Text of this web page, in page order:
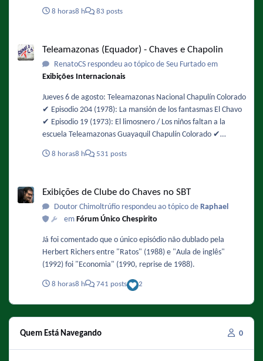
com possibilidade de queda de árvores. Os ventos devem
https://oglobo.globo.com/rio/noticia/2026/08/06/rajadas-de-
vento-mais-intensas-sao-esperadas-entre-12h-e-18h-desta-
8 horas8 h 83 posts
Teleamazonas (Equador) - Chaves e Chapolin
RenatoCS respondeu ao tópico de Seu Furtado em
Exibições Internacionais
Jueves 6 de agosto: Teleamazonas Nacional Chapulín Colorado
✔️ Episodio 204 (1978): La mansión de los fantasmas El Chavo
✔️ Episodio 19 (1973): El limosnero / Los niños faltan a la
escuela Teleamazonas Guayaquil Chapulín Colorado ✔️
paralizadora El Chavo ✔️ Episodio 105 (1975): La fuente de los
8 horas8 h 531 posts
Exibições de Clube do Chaves no SBT
Doutor Chimoltrúfio respondeu ao tópico de Raphael
em Fórum Único Chespirito
Já foi comentado que o único episódio não dublado pela
Herbert Richers entre "Ratos" (1988) e "Aula de inglês"
(1992) foi "Economia" (1990, reprise de 1988).
8 horas8 h 741 posts 2
Quem Está Navegando 0